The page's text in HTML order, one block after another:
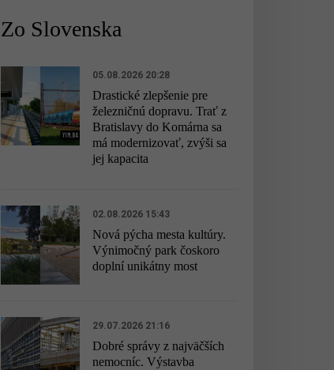
Zo Slovenska
05.08.2026 20:28
Drastické zlepšenie pre
železničnú dopravu. Trať z
Bratislavy do Komárna sa
má modernizovať, zvýši sa
jej kapacita
02.08.2026 15:43
Nová pýcha mesta kultúry.
Výnimočný park čoskoro
doplní unikátny most
29.07.2026 21:16
Dobré správy z najväčších
nemocníc. Výstavba